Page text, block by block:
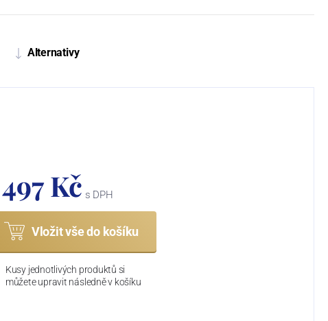
Alternativy
Kč s DPH
Vložit vše do košíku
Kusy jednotlivých produktů si
můžete upravit následně v košíku